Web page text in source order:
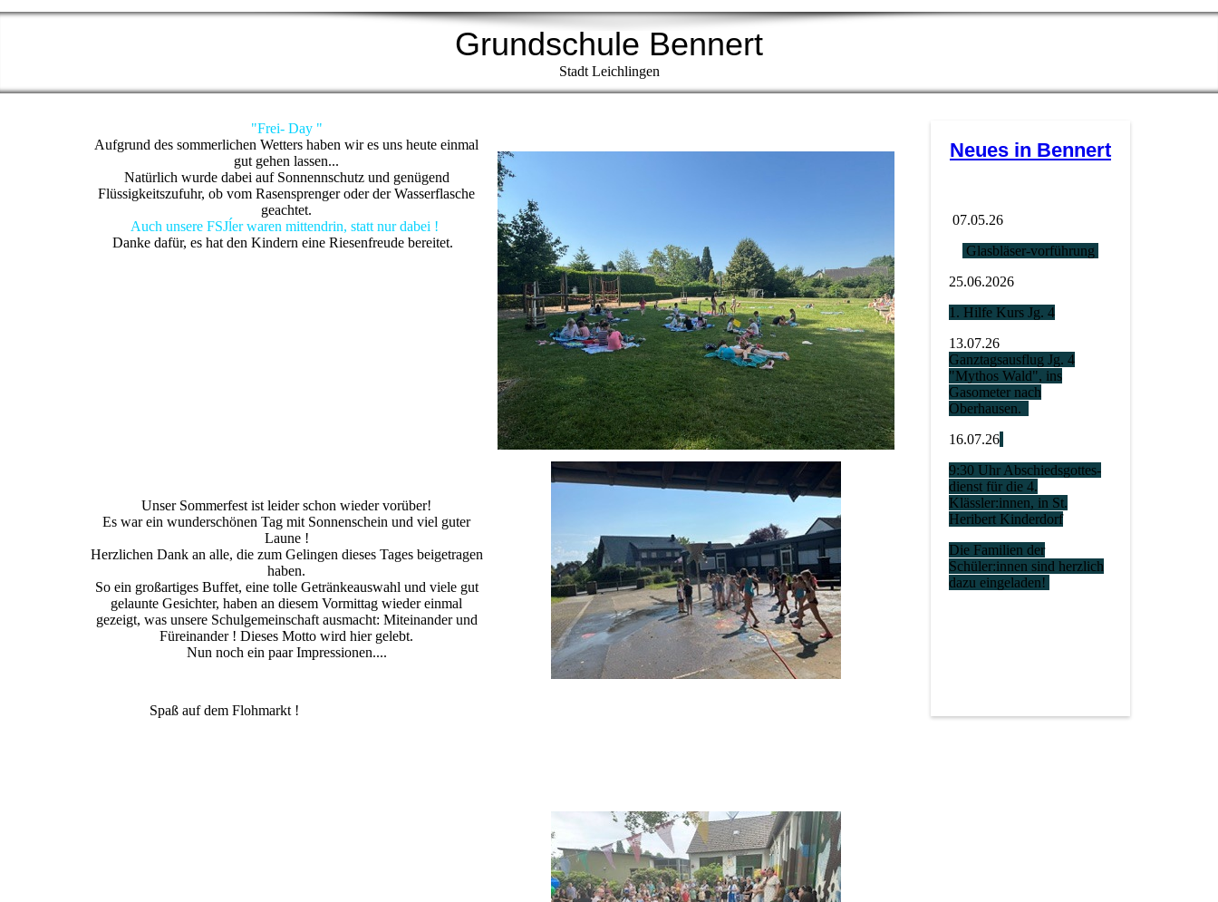
Grundschule Bennert
Stadt Leichlingen
"Frei- Day "
Aufgrund des sommerlichen Wetters haben wir es uns heute einmal
gut gehen lassen...
Natürlich wurde dabei auf Sonnennschutz und genügend
Flüssigkeitszufuhr, ob vom Rasensprenger oder der Wasserflasche
geachtet.
Auch unsere FSJĺer waren mittendrin, statt nur dabei !
Danke dafür, es hat den Kindern eine Riesenfreude bereitet.
Unser Sommerfest ist leider schon wieder vorüber!
Es war ein wunderschönen Tag mit Sonnenschein und viel guter
Laune !
Herzlichen Dank an alle, die zum Gelingen dieses Tages beigetragen
haben.
So ein großartiges Buffet, eine tolle Getränkeauswahl und viele gut
gelaunte Gesichter, haben an diesem Vormittag wieder einmal
gezeigt, was unsere Schulgemeinschaft ausmacht: Miteinander und
Füreinander ! Dieses Motto wird hier gelebt.
Nun noch ein paar Impressionen....
Spaß auf dem Flohmarkt !
Neues in Bennert
07.05.26
Glasbläser-vorführung
25.06.2026
1. Hilfe Kurs Jg. 4
13.07.26
Ganztagsausflug Jg. 4
"Mythos Wald", ins
Gasometer nach
Oberhausen.
16.07.26
9:30 Uhr Abschiedsgottes-
dienst für die 4.
Klässler:innen, in St.
Heribert Kinderdorf
Die Familien der
Schüler:innen sind herzlich
dazu eingeladen!